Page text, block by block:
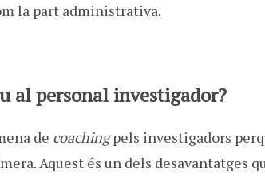
la part administrativa.
al personal investigador?
de coachingpels investigadors
Aquest és un dels desavantatges